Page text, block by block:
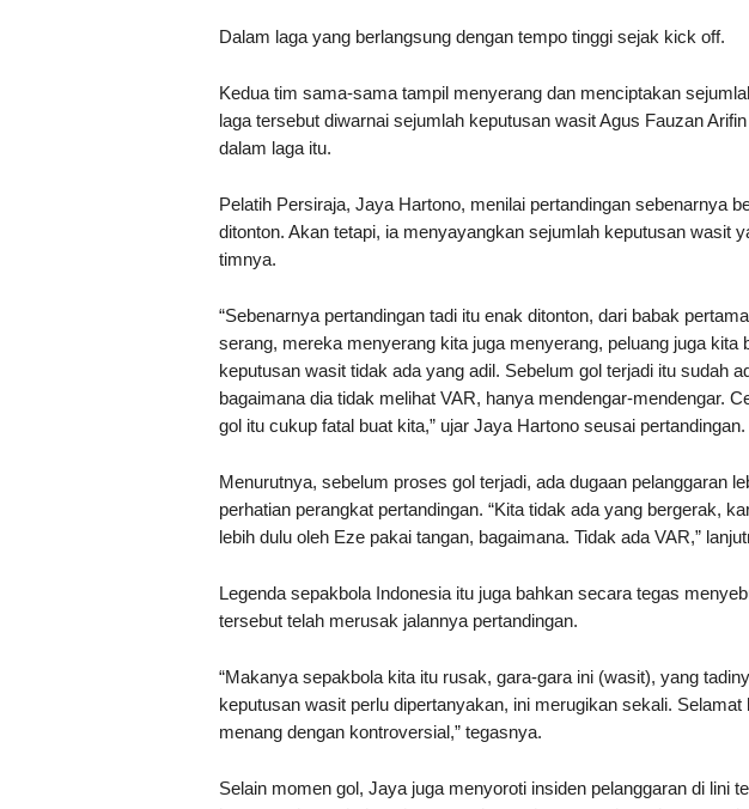
Dalam laga yang berlangsung dengan tempo tinggi sejak kick off.
Kedua tim sama-sama tampil menyerang dan menciptakan
laga tersebut diwarnai sejumlah keputusan wasit Agus Fauzan
dalam laga itu.
Pelatih Persiraja, Jaya Hartono, menilai pertandingan sebenarnya
ditonton. Akan tetapi, ia menyayangkan sejumlah keputusan wasit
timnya.
“Sebenarnya pertandingan tadi itu enak ditonton, dari babak
serang, mereka menyerang kita juga menyerang, peluang juga kita
keputusan wasit tidak ada yang adil. Sebelum gol terjadi itu sudah
bagaimana dia tidak melihat VAR, hanya mendengar-mendengar.
gol itu cukup fatal buat kita,” ujar Jaya Hartono seusai pertandingan.
Menurutnya, sebelum proses gol terjadi, ada dugaan pelanggaran
perhatian perangkat pertandingan. “Kita tidak ada yang bergerak,
lebih dulu oleh Eze pakai tangan, bagaimana. Tidak ada VAR,”
Legenda sepakbola Indonesia itu juga bahkan secara tegas
tersebut telah merusak jalannya pertandingan.
“Makanya sepakbola kita itu rusak, gara-gara ini (wasit), yang
keputusan wasit perlu dipertanyakan, ini merugikan sekali. Selamat
menang dengan kontroversial,” tegasnya.
Selain momen gol, Jaya juga menyoroti insiden pelanggaran di lini